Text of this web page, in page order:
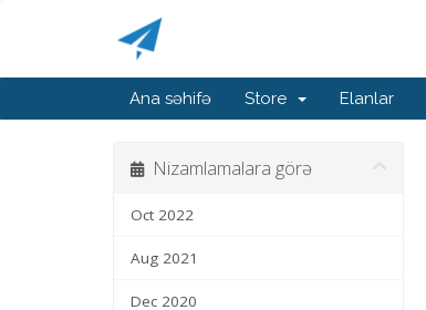
Ana səhifə Store Elanlar
Nizamlamalara görə
Oct 2022
Aug 2021
Dec 2020